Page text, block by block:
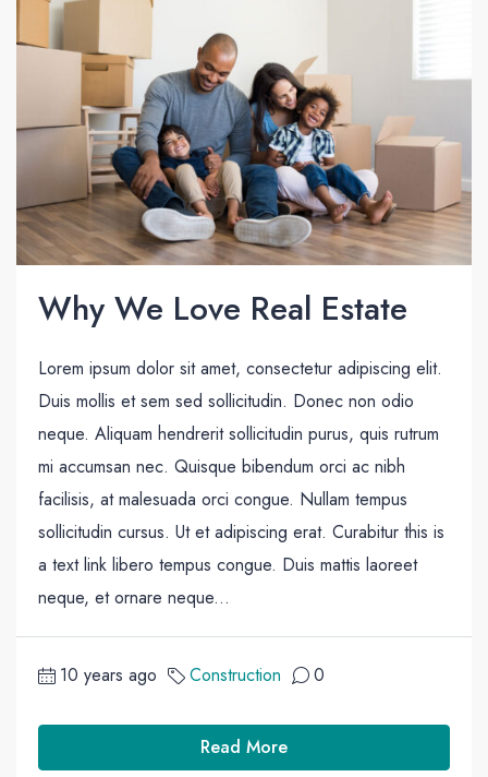
Why We Love Real Estate
Lorem ipsum dolor sit amet, consectetur adipiscing elit.
Duis mollis et sem sed sollicitudin. Donec non odio
neque. Aliquam hendrerit sollicitudin purus, quis rutrum
mi accumsan nec. Quisque bibendum orci ac nibh
facilisis, at malesuada orci congue. Nullam tempus
sollicitudin cursus. Ut et adipiscing erat. Curabitur this is
a text link libero tempus congue. Duis mattis laoreet
neque, et ornare neque...
10 years ago Construction 0
Read More